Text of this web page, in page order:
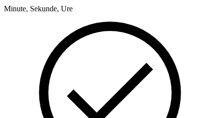
Minute, Sekunde, Ure